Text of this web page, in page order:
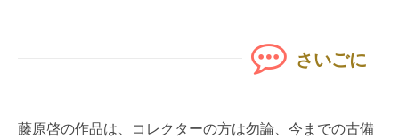
さいごに
藤原啓の作品は、コレクターの方は勿論、今までの古備